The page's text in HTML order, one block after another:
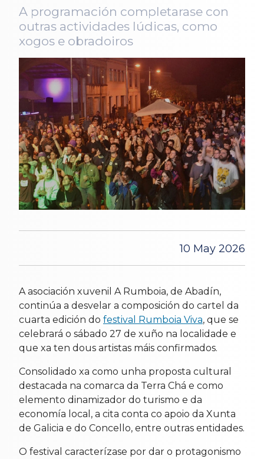
A programación completarase con
outras actividades lúdicas, como
xogos e obradoiros
10 May 2026
A asociación xuvenil A Rumboia, de Abadín,
continúa a desvelar a composición do cartel da
cuarta edición do festival Rumboia Viva, que se
celebrará o sábado 27 de xuño na localidade e
que xa ten dous artistas máis confirmados.
Consolidado xa como unha proposta cultural
destacada na comarca da Terra Chá e como
elemento dinamizador do turismo e da
economía local, a cita conta co apoio da Xunta
de Galicia e do Concello, entre outras entidades.
O festival caracterízase por dar o protagonismo